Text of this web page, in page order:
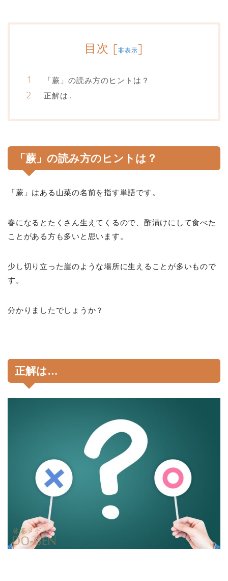
目次 [非表示]
「蕨」の読み方のヒントは？
正解は…
「蕨」の読み方のヒントは？
「蕨」はある山菜の名前を指す単語です。
春になるとたくさん生えてくるので、酢漬けにして食べた
ことがある方も多いと思います。
少し切り立った崖のような場所に生えることが多いもので
す。
分かりましたでしょうか？
正解は…